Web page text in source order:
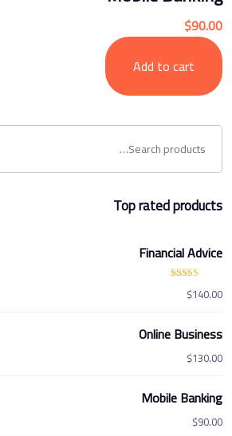
$90.00
Add to cart
Top rated products
Financial Advice
Rated
out of 5
$140.00
Online Business
$130.00
Mobile Banking
$90.00